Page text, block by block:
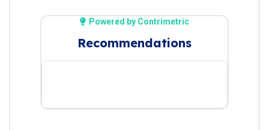
Powered by Contrimetric
Recommendations